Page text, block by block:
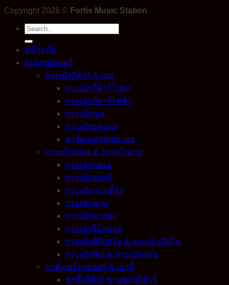
Copyright 2026 © Fortis Music Station
Search
for:
หน้าหลัก
อุปกรณ์ดนตรี
กระเป๋ากีต้าร์ & เบส
กระเป๋ากีต้าร์โปร่ง
กระเป๋ากีตาร์ไฟฟ้า
กระเป๋าเบส
กระเป๋าอูคูเลเล่
ฮาร์ดเคส Hardcase
กระเป๋ากลอง & กระเป๋าฉาบ
กระเป๋ากลอง
กระเป๋าสแนร์
กระเป๋ากระเดื่อง
กระเป๋าฉาบ
กระเป๋าคาฮอง
กระเป๋าไม้กลอง
กระเป๋าคีย์บอร์ด & กระเป๋าเปียโน
กระเป๋าพิณ & กระเป๋าแคน
ขาตั้งเครื่องดนตรี & เก้าอี้
ขาตั้งกีต้าร์ ขาแขวนกีต้าร์